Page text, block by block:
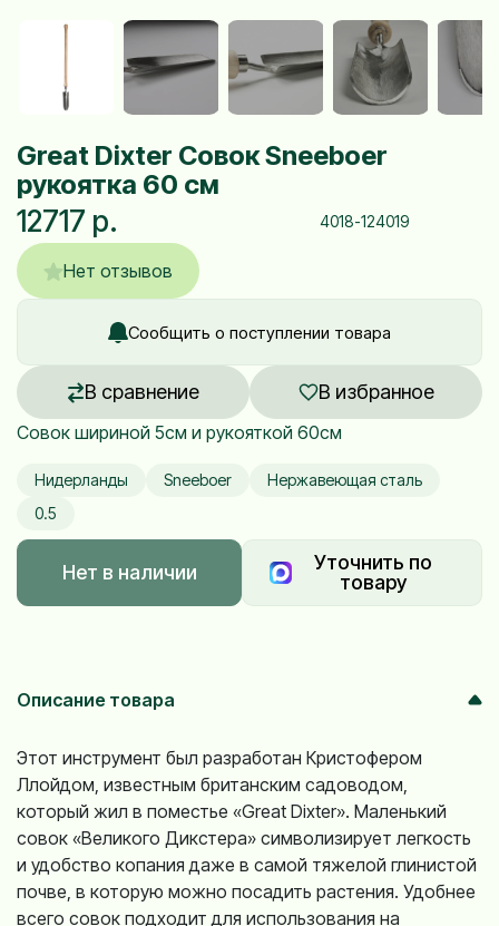
Нет отзывов
Сообщить о поступлении товара
В сравнение В избранное
Great Dixter Совок Sneeboer
рукоятка 60 см
12717 р. 4018-124019
Совок шириной 5см и рукояткой 60см
Нидерланды Sneeboer
Нержавеющая сталь
0.5
Нет в наличии
Уточнить по
товару
Описание товара
Этот инструмент был разработан Кристофером
Ллойдом, известным британским садоводом,
который жил в поместье «Great Dixter». Маленький
совок «Великого Дикстера» символизирует легкость
и удобство копания даже в самой тяжелой глинистой
почве, в которую можно посадить растения. Удобнее
всего совок подходит для использования на